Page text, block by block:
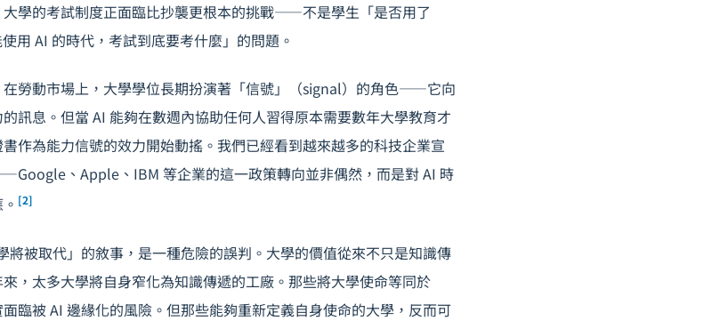
學的考試制度正面臨比抄襲更根本的挑戰——不是學生「是否用了
用 AI 的時代，考試到底要考什麼」的問題。
在勞動市場上，大學學位長期扮演著「信號」（signal）的角色——它向
訊息。但當 AI 能夠在數週內協助任何人習得原本需要數年大學教育才
作為能力信號的效力開始動搖。我們已經看到越來越多的科技企業宣
、Apple、IBM 等企業的這一政策轉向並非偶然，而是對 AI 時
[2]
將被取代」的敘事，是一種危險的誤判。大學的價值從來不只是知識傳
，太多大學將自身窄化為知識傳遞的工廠。那些將大學使命等同於
面臨被 AI 邊緣化的風險。但那些能夠重新定義自身使命的大學，反而可